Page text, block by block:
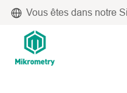
Vous êtes dans notre